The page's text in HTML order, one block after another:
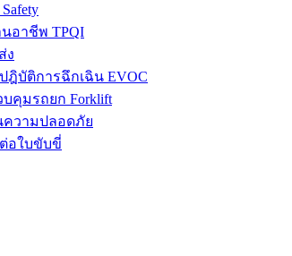
อาชีพ TPQI
ง
บัติการฉึกเฉิน EVOC
คุมรถยก Forklift
ความปลอดภัย
อใบขับขี่